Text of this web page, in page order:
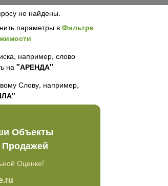
не найдены.
параметры в Фильтре
например, слово
на "АРЕНДА"
Слову, например,
Объекты
Оценке!